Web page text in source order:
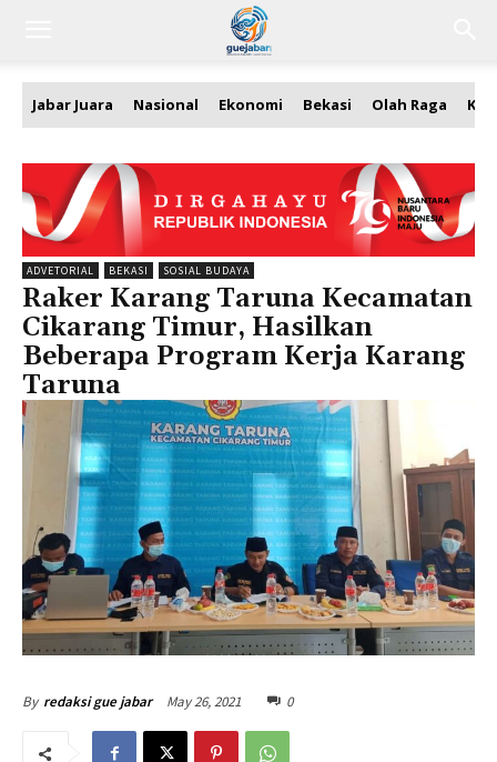
Jabar Juara Nasional Ekonomi Bekasi Olah Raga
ADVETORIAL BEKASI SOSIAL BUDAYA
Raker Karang Taruna Kecamatan
Cikarang Timur, Hasilkan
Beberapa Program Kerja Karang
Taruna
By redaksi gue jabar May 26, 2021 0